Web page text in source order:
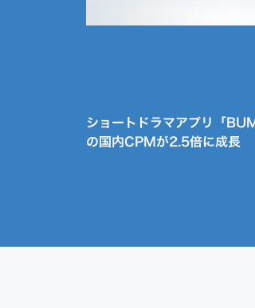
ショートドラマアプリ「
の国内CPMが2.5倍に成長